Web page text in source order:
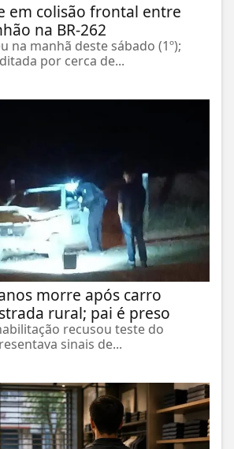
em colisão frontal entre
na BR-262
na manhã deste sábado (1º);
por cerca de...
morre após carro
rural; pai é preso
recusou teste do
sinais de...